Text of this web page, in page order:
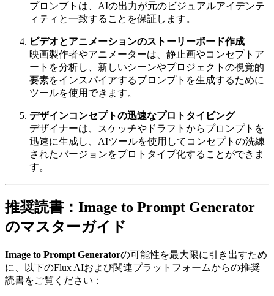
プロンプトは、AIの出力が元のビジュアルアイデンテ
ィティと一致することを保証します。
ビデオとアニメーションのストーリーボード作成
映画製作者やアニメーターは、静止画やコンセプトア
ートを分析し、新しいシーンやプロジェクトの視覚的
要素をインスパイアするプロンプトを生成するために
ツールを使用できます。
デザインコンセプトの迅速なプロトタイピング
デザイナーは、スケッチやドラフトからプロンプトを
迅速に生成し、AIツールを使用してコンセプトの洗練
されたバージョンをプロトタイプ化することができま
す。
推奨読書：Image to Prompt Generator
のマスターガイド
Image to Prompt Generatorの可能性を最大限に引き出すため
に、以下のFlux AIおよび関連プラットフォームからの推奨
読書をご覧ください：